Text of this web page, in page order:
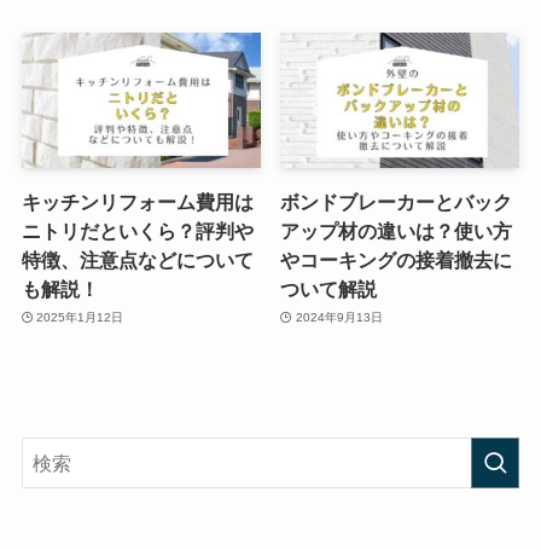
キッチンリフォーム費用は
ニトリだといくら？評判や
特徴、注意点などについて
も解説！
2025年1月12日
ボンドブレーカーとバック
アップ材の違いは？使い方
やコーキングの接着撤去に
ついて解説
2024年9月13日